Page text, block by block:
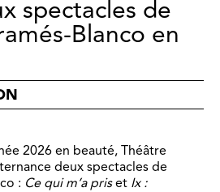
spectacles de
Blanco en
2026 en beauté, Théâtre
deux spectacles de
: Ce qui m’a priset Ix :